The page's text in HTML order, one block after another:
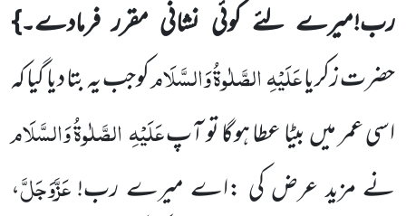
رب!میرے لئے کوئی نشانی مقرر فرمادے۔}
حضرت زکریاعَلَیْہِالصَّلٰوۃُوَالسَّلَامکوجب یہ بتا دیا گیا کہ
اسی عمر میںبیٹا عطا ہوگا تو آپعَلَیْہِالصَّلٰوۃُ وَالسَّلَام
نے مزید عرض کی :اے میرے رب!عَزَّوَجَلَّ،